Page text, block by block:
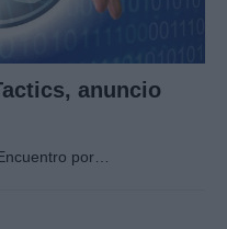
anuncio
por…